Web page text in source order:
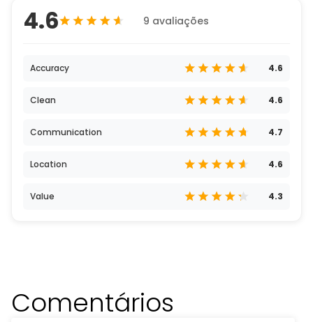
4.6 9 avaliações
Accuracy 4.6
Clean 4.6
Communication 4.7
Location 4.6
Value 4.3
Comentários